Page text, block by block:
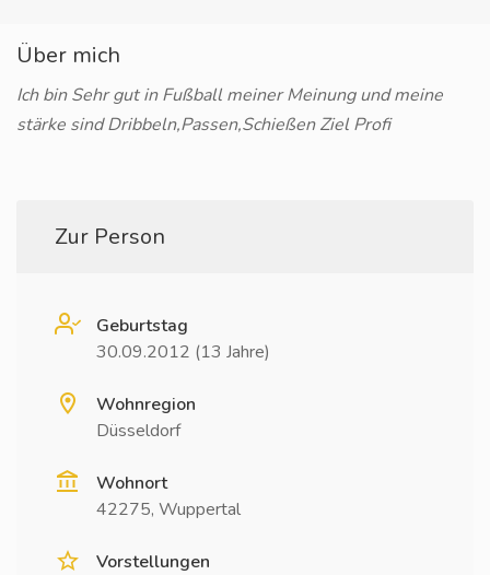
Über mich
Ich bin Sehr gut in Fußball meiner Meinung und meine
stärke sind Dribbeln,Passen,Schießen Ziel Profi
Zur Person
Geburtstag
30.09.2012 (13 Jahre)
Wohnregion
Düsseldorf
Wohnort
42275, Wuppertal
Vorstellungen